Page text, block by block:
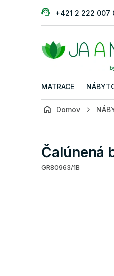
+421 2 222 007
MATRACE
Domov
Čalúnená
GR80963/1B